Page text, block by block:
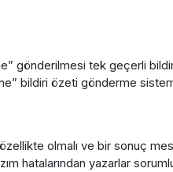
gönderilmesi tek geçerli
bildiri özeti gönderme
olmalı ve bir sonuç
hatalarından yazarlar